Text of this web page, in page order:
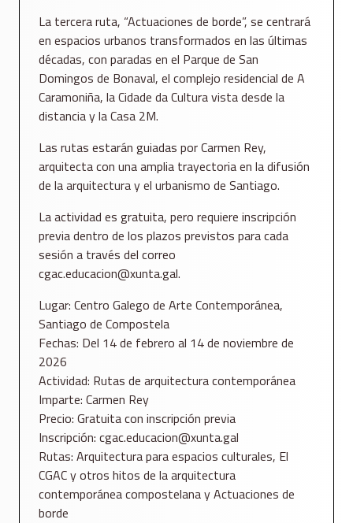
La tercera ruta, “Actuaciones de borde”, se centrará
en espacios urbanos transformados en las últimas
décadas, con paradas en el Parque de San
Domingos de Bonaval, el complejo residencial de A
Caramoniña, la Cidade da Cultura vista desde la
distancia y la Casa 2M.
Las rutas estarán guiadas por Carmen Rey,
arquitecta con una amplia trayectoria en la difusión
de la arquitectura y el urbanismo de Santiago.
La actividad es gratuita, pero requiere inscripción
previa dentro de los plazos previstos para cada
sesión a través del correo
cgac.educacion@xunta.gal.
Lugar: Centro Galego de Arte Contemporánea,
Santiago de Compostela
Fechas: Del 14 de febrero al 14 de noviembre de
2026
Actividad: Rutas de arquitectura contemporánea
Imparte: Carmen Rey
Precio: Gratuita con inscripción previa
Inscripción: cgac.educacion@xunta.gal
Rutas: Arquitectura para espacios culturales, El
CGAC y otros hitos de la arquitectura
contemporánea compostelana y Actuaciones de
borde